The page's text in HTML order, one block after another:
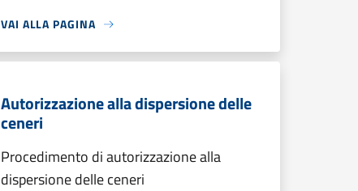
VAI ALLA PAGINA
Autorizzazione alla dispersione delle
ceneri
Procedimento di autorizzazione alla
dispersione delle ceneri